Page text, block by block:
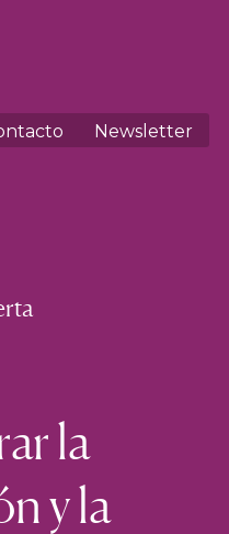
Newsletter
la
y la